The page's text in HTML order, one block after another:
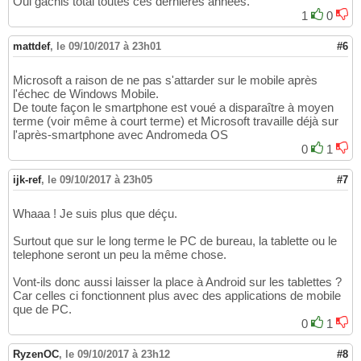
1
0
mattdef, le 09/10/2017 à 23h01 #6
Microsoft a raison de ne pas s'attarder sur le mobile après
l'échec de Windows Mobile.
De toute façon le smartphone est voué a disparaître à moyen
terme (voir même à court terme) et Microsoft travaille déjà sur
l'après-smartphone avec Andromeda OS
0
1
ijk-ref, le 09/10/2017 à 23h05 #7
Whaaa ! Je suis plus que déçu.
Surtout que sur le long terme le PC de bureau, la tablette ou le
telephone seront un peu la même chose.
Vont-ils donc aussi laisser la place à Android sur les tablettes ?
Car celles ci fonctionnent plus avec des applications de mobile
que de PC.
0
1
RyzenOC, le 09/10/2017 à 23h12 #8